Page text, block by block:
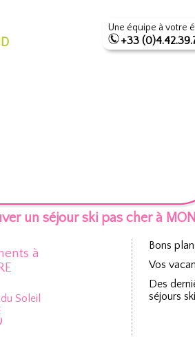
Une équipe à votre
+33
un séjour ski pas cher à
à
Soleil
Bons
Vos
Des
séjours